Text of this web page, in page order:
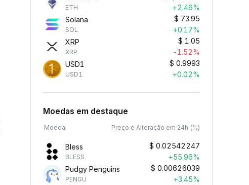
ETH
+2.46%
Solana
SOL
$ 73.95
+0.17%
XRP
XRP
$ 1.05
-1.52%
USD1
USD1
$ 0.9993
+0.02%
Moedas em destaque
Moeda Preço e Alteração em 24h (%)
Bless
BLESS
$ 0.02542247
+55.96%
Pudgy Penguins
PENGU
$ 0.00626039
+3.45%